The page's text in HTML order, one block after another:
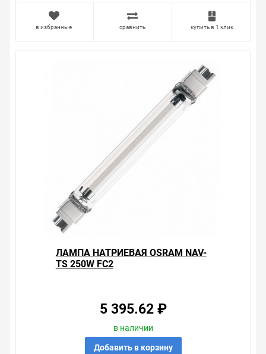
в избранные сравнить купить в 1 клик
ЛАМПА НАТРИЕВАЯ OSRAM NAV-
TS 250W FC2
5 395.62 ₽
в наличии
Добавить в корзину